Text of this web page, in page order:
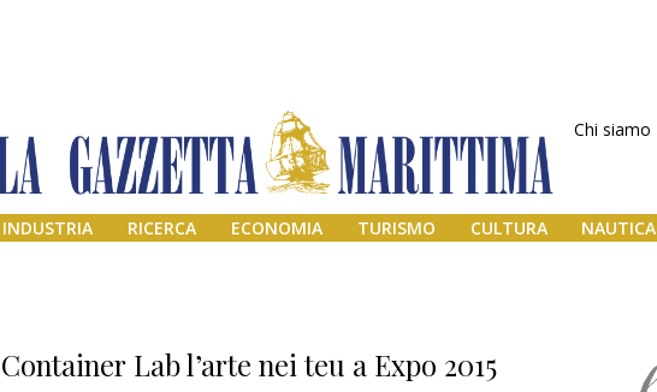
Chi siamo
INDUSTRIA RICERCA ECONOMIA TURISMO CULTURA NAUTICA
Container Lab l’arte nei teu a Expo 2015